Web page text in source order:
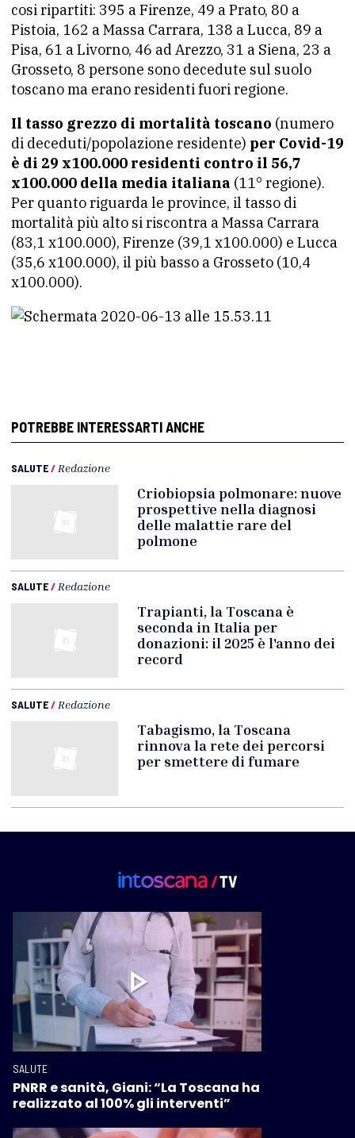
cosi ripartiti: 395 a Firenze, 49 a Prato, 80 a
Pistoia, 162 a Massa Carrara, 138 a Lucca, 89 a
Pisa, 61 a Livorno, 46 ad Arezzo, 31 a Siena, 23 a
Grosseto, 8 persone sono decedute sul suolo
toscano ma erano residenti fuori regione.
Il tasso grezzo di mortalità toscano (numero
di deceduti/popolazione residente) per Covid-19
è di 29 x100.000 residenti contro il 56,7
x100.000 della media italiana (11° regione).
Per quanto riguarda le province, il tasso di
mortalità più alto si riscontra a Massa Carrara
(83,1 x100.000), Firenze (39,1 x100.000) e Lucca
(35,6 x100.000), il più basso a Grosseto (10,4
x100.000).
POTREBBE INTERESSARTI ANCHE
SALUTE/ Redazione
Criobiopsia polmonare: nuove
prospettive nella diagnosi
delle malattie rare del
polmone
SALUTE/ Redazione
Trapianti, la Toscana è
seconda in Italia per
donazioni: il 2025 è l'anno dei
record
SALUTE/ Redazione
Tabagismo, la Toscana
rinnova la rete dei percorsi
per smettere di fumare
SALUTE
PNRR e sanità, Giani: “La Toscana ha
realizzato al 100% gli interventi”